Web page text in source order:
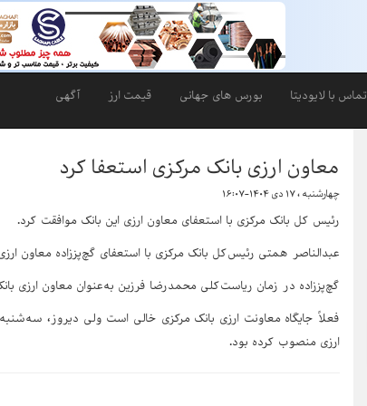
آگهی قیمت ارز بورس های جهانی تماس با لایودیتا
معاون ارزی بانک مرکزی استعفا کرد
چهارشنبه ، ۱۷ دی ۱۴۰۴-۱۶:۰۷
رئیس کل بانک مرکزی با استعفای معاون ارزی این بانک موافقت کرد.
عبدالناصر همتی رئیس‌کل بانک مرکزی با استعفای گچ‌پز‌زاده معاون
گچ‌پززاده در زمان ریاست‌کلی محمدرضا فرزین به‌عنوان معاون ارزی
فعلاً جایگاه معاونت ارزی بانک مرکزی خالی است ولی دیروز،
ارزی منصوب کرده بود.